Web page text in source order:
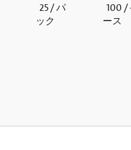
25 / パ
ック
100 /
ース